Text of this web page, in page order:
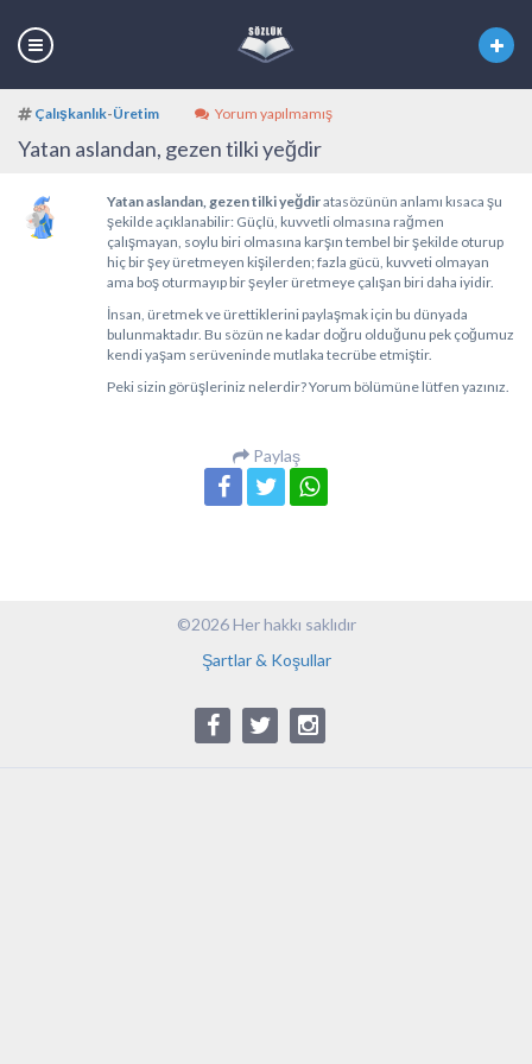
Çalışkanlık-Üretim Yorum yapılmamış
Yatan aslandan, gezen tilki yeğdir
Yatan aslandan, gezen tilki yeğdiratasözünün anlamı kısaca şu
şekilde açıklanabilir: Güçlü, kuvvetli olmasına rağmen
çalışmayan, soylu biri olmasına karşın tembel bir şekilde oturup
hiç bir şey üretmeyen kişilerden; fazla gücü, kuvveti olmayan
ama boş oturmayıp bir şeyler üretmeye çalışan biri daha iyidir.
İnsan, üretmek ve ürettiklerini paylaşmak için bu dünyada
bulunmaktadır. Bu sözün ne kadar doğru olduğunu pek çoğumuz
kendi yaşam serüveninde mutlaka tecrübe etmiştir.
Peki sizin görüşleriniz nelerdir? Yorum bölümüne lütfen yazınız.
Paylaş
©2026 Her hakkı saklıdır
Şartlar & Koşullar